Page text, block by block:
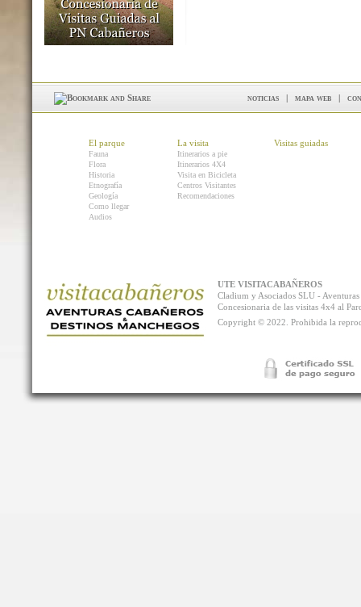
noticias | mapa web |
El parque
Fauna
Flora
Historia
Etnografía
Geología
Como llegar
Audios
La visita
Itinerarios a pie
Itinerarios 4X4
Visita en Bicicleta
Centros Visitantes
Recomendaciones
Visitas guiadas
UTE VISITACABAÑEROS
Cladium y Asociados SLU -
Concesionaria de las visitas 4x4 al
Copyright © 2022. Prohibida la